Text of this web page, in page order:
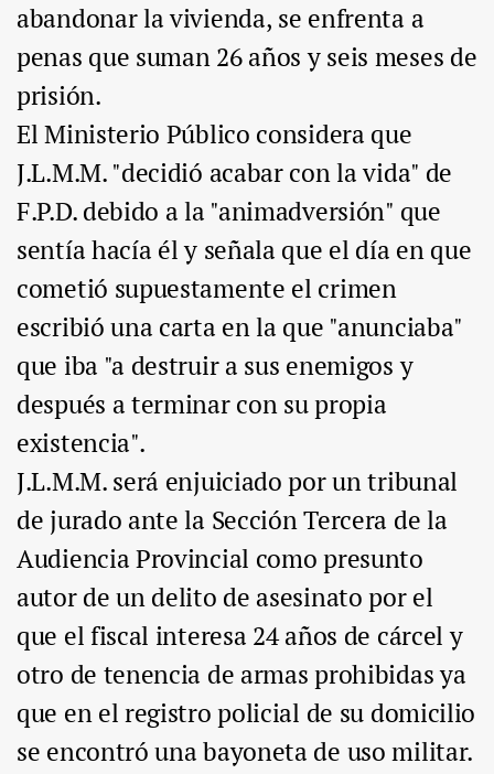
abandonar la vivienda, se enfrenta a
penas que suman 26 años y seis meses de
prisión.
El Ministerio Público considera que
J.L.M.M. "decidió acabar con la vida" de
F.P.D. debido a la "animadversión" que
sentía hacía él y señala que el día en que
cometió supuestamente el crimen
escribió una carta en la que "anunciaba"
que iba "a destruir a sus enemigos y
después a terminar con su propia
existencia".
J.L.M.M. será enjuiciado por un tribunal
de jurado ante la Sección Tercera de la
Audiencia Provincial como presunto
autor de un delito de asesinato por el
que el fiscal interesa 24 años de cárcel y
otro de tenencia de armas prohibidas ya
que en el registro policial de su domicilio
se encontró una bayoneta de uso militar.